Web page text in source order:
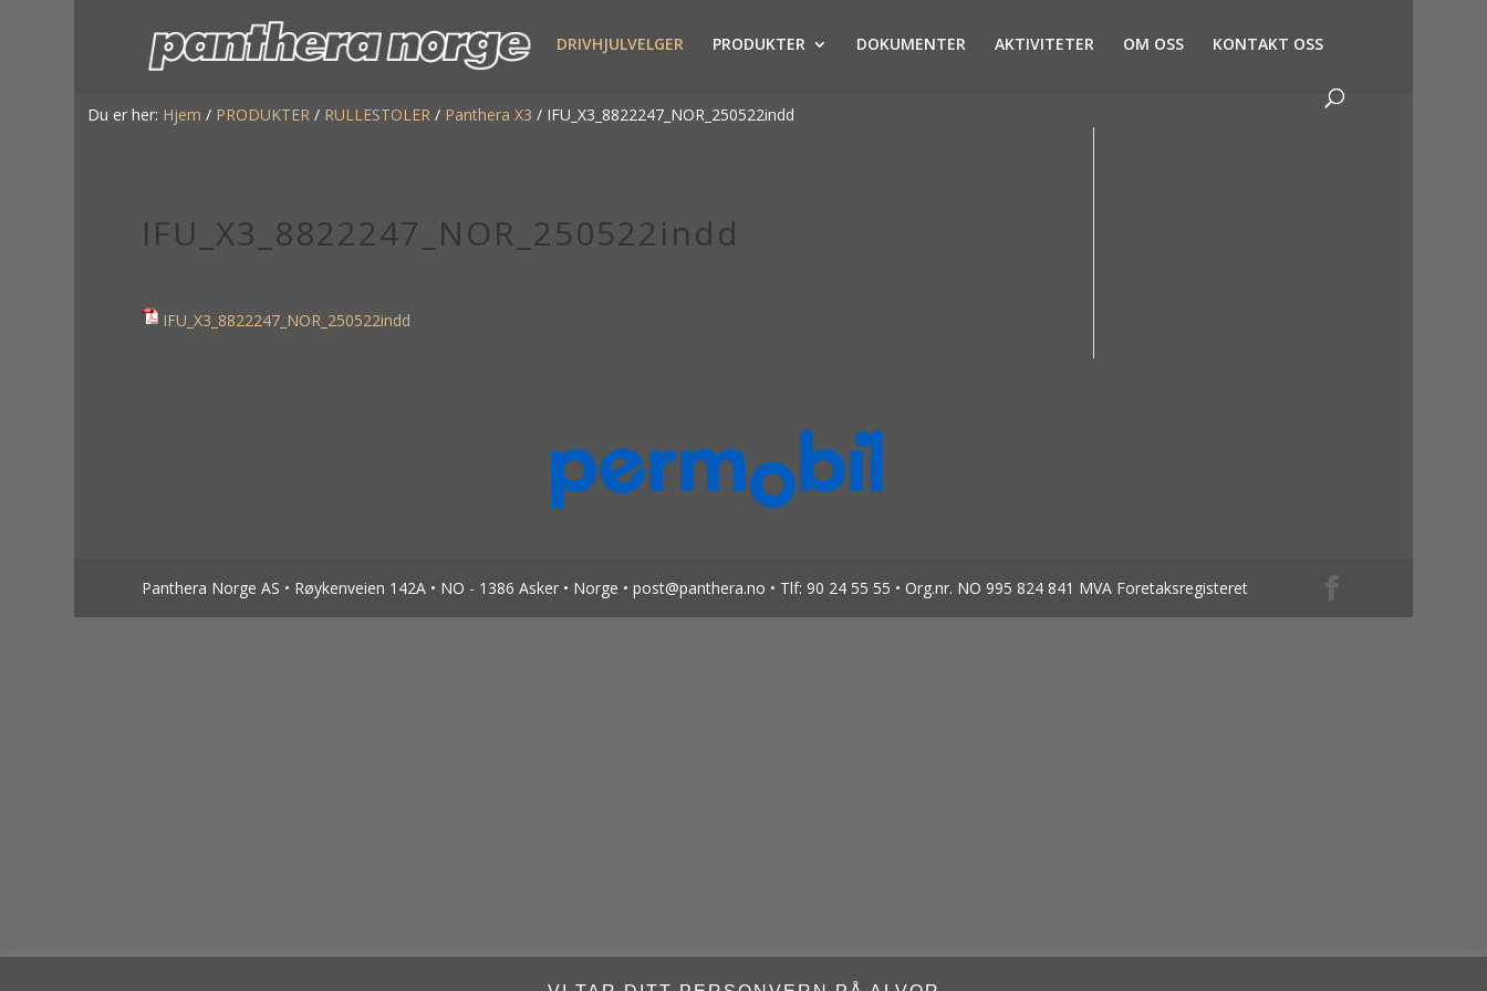
DRIVHJULVELGER PRODUKTER DOKUMENTER AKTIVITETER OM OSS KONTAKT OSS
Du er her: Hjem / PRODUKTER / RULLESTOLER / Panthera X3 / IFU_X3_8822247_NOR_250522indd
IFU_X3_8822247_NOR_250522indd
IFU_X3_8822247_NOR_250522indd
Panthera Norge AS • Røykenveien 142A • NO - 1386 Asker • Norge • post@panthera.no • Tlf: 90 24 55 55 • Org.nr. NO 995 824 841 MVA Foretaksregisteret